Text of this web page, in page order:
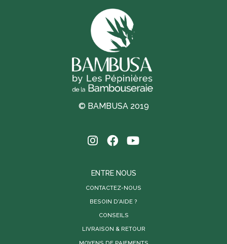
© BAMBUSA 2019
ENTRE NOUS
CONTACTEZ-NOUS
BESOIN D'AIDE ?
CONSEILS
LIVRAISON & RETOUR